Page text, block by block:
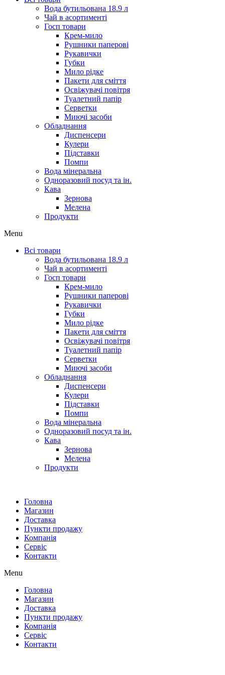
Вода бутильована 18.9 л
Чай в асортименті
Госп товари
Крем-мило
Рушники паперові
Рукавички
Губки
Мило рідке
Пакети для сміття
Освіжувачі повітря
Туалетний папір
Серветки
Миючі засоби
Обладнання
Диспенсери
Кулери
Підставки
Помпи
Вода мінеральна
Одноразовий посуд та ін.
Кава
Зернова
Мелена
Продукти
Menu
Всі товари
Вода бутильована 18.9 л
Чай в асортименті
Госп товари
Крем-мило
Рушники паперові
Рукавички
Губки
Мило рідке
Пакети для сміття
Освіжувачі повітря
Туалетний папір
Серветки
Миючі засоби
Обладнання
Диспенсери
Кулери
Підставки
Помпи
Вода мінеральна
Одноразовий посуд та ін.
Кава
Зернова
Мелена
Продукти
Головна
Магазин
Доставка
Пункти продажу
Компанія
Сервіс
Контакти
Menu
Головна
Магазин
Доставка
Пункти продажу
Компанія
Сервіс
Контакти